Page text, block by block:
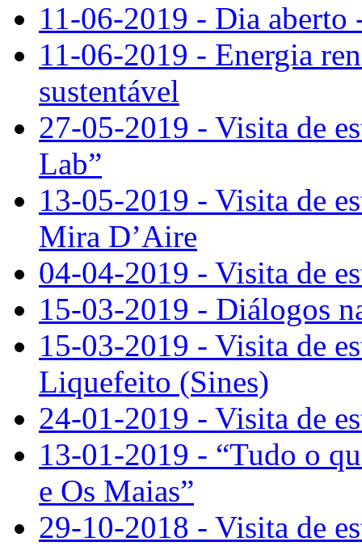
11-06-2019 - Dia aberto
11-06-2019 - Energia
sustentável
27-05-2019 - Visita de
Lab”
13-05-2019 - Visita de
Mira D’Aire
04-04-2019 - Visita de
15-03-2019 - Diálogos
15-03-2019 - Visita de
Liquefeito (Sines)
24-01-2019 - Visita de
13-01-2019 - “Tudo o
e Os Maias”
29-10-2018 - Visita de